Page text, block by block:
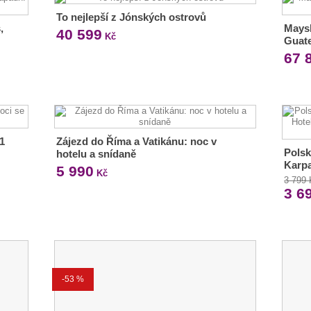
To nejlepší z Jónských ostrovů
40 599 Kč
67
Zájezd do Říma a Vatikánu: noc v
hotelu a snídaně
5 990 Kč
3 799
3
-53 %